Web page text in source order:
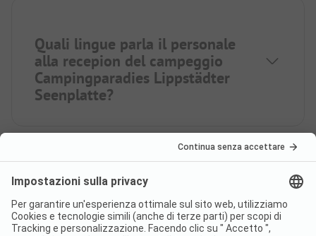
Quali lingue parla il personale
alla recepion del campeggio
Campingparadies Lippstädter
Seenplatte?
Nel campeggio
Campingparadies Lippstädter
Seenplatte c’è una piscina?